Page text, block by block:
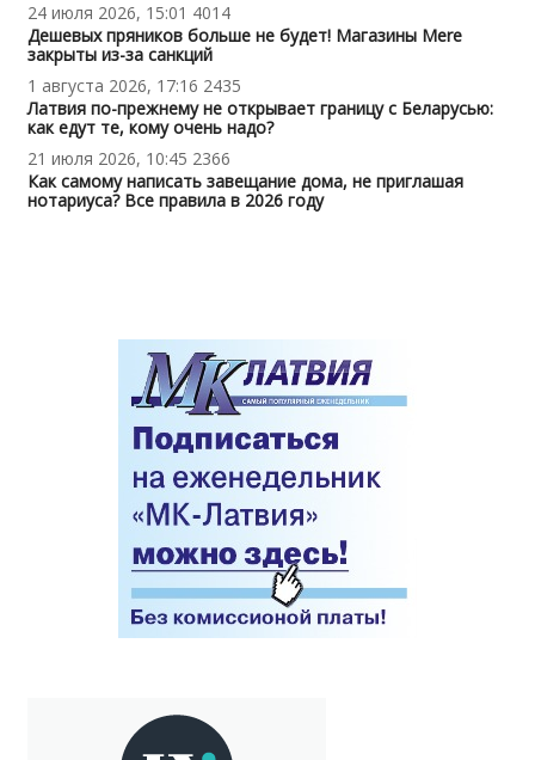
24 июля 2026, 15:01 4014
Дешевых пряников больше не будет! Магазины Mere
закрыты из-за санкций
1 августа 2026, 17:16 2435
Латвия по-прежнему не открывает границу с Беларусью:
как едут те, кому очень надо?
21 июля 2026, 10:45 2366
Как самому написать завещание дома, не приглашая
нотариуса? Все правила в 2026 году